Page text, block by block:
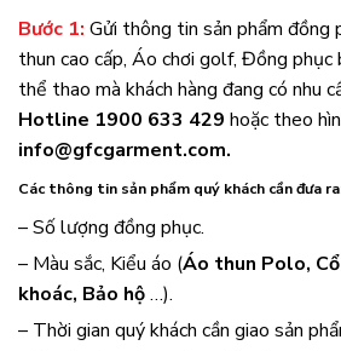
Bước 1: Gửi thông tin sản phẩm đồng
thun cao cấp, Áo chơi golf, Đồng phục
thể thao mà khách hàng đang có nhu
Hotline 1900 633 429 hoặc theo
info@gfcgarment.com.
Các thông tin sản phẩm quý khách cần đưa
– Số lượng đồng phục.
– Màu sắc, Kiểu áo (Áo thun Polo,
khoác, Bảo hộ…).
– Thời gian quý khách cần giao sản